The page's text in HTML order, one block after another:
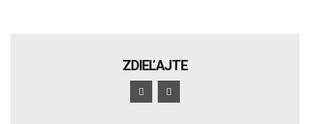
ZDIEĽAJTE